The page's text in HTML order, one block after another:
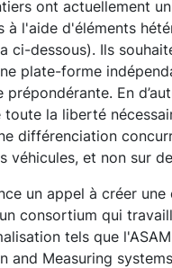
ont actuellement
à l'aide d'éléments
ci-dessous). Ils
plate-forme
En
la liberté
différenciation
et non sur
un appel à créer
consortium qui
tels que
and Measuring